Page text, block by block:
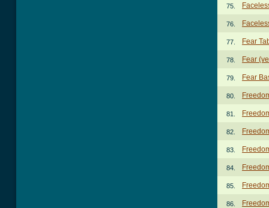
75.
76.
77. Fear
78. Fear
79. Fear
80.
81.
82.
83.
84.
85.
86.